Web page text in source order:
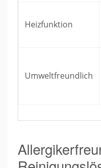
Heizfunktion
Umweltfreundlich